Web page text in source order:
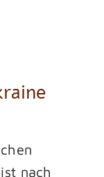
nach